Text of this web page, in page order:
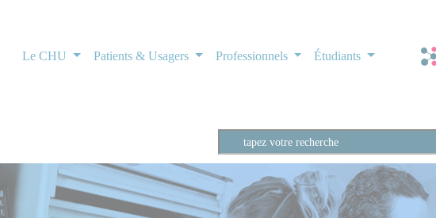
Le CHU Patients & Usagers Professionnels Étudiants